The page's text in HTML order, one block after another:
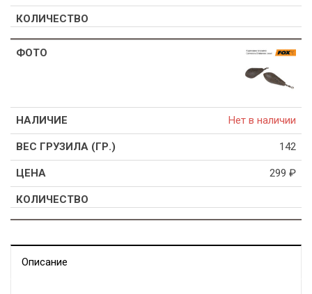
Нет в наличии
142
299 ₽
Описание